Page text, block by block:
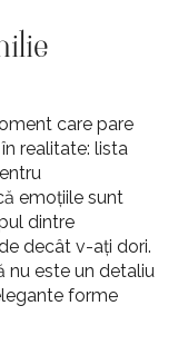
care pare
realitate: lista
emoțiile sunt
dintre
decât v-ați dori.
nu este un detaliu
forme